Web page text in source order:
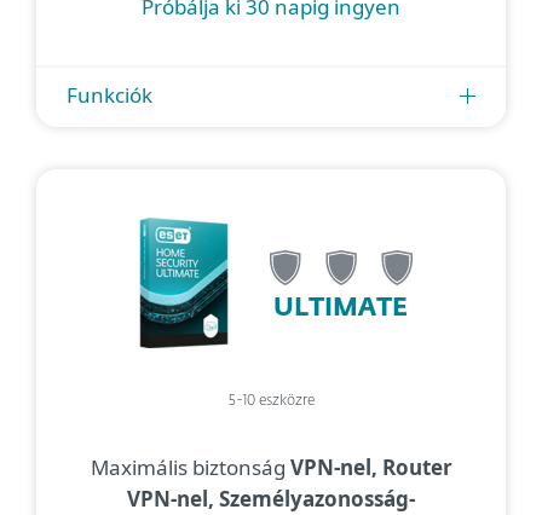
Próbálja ki 30 napig ingyen
Funkciók
ULTIMATE
5-10 eszközre
Maximális biztonság VPN-nel, Router
VPN-nel, Személyazonosság-